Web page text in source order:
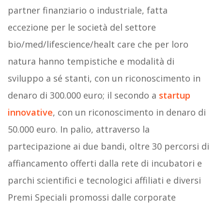
partner finanziario o industriale, fatta
eccezione per le società del settore
bio/med/lifescience/healt care che per loro
natura hanno tempistiche e modalità di
sviluppo a sé stanti, con un riconoscimento in
denaro di 300.000 euro; il secondo a startup
innovative, con un riconoscimento in denaro di
50.000 euro. In palio, attraverso la
partecipazione ai due bandi, oltre 30 percorsi di
affiancamento offerti dalla rete di incubatori e
parchi scientifici e tecnologici affiliati e diversi
Premi Speciali promossi dalle corporate